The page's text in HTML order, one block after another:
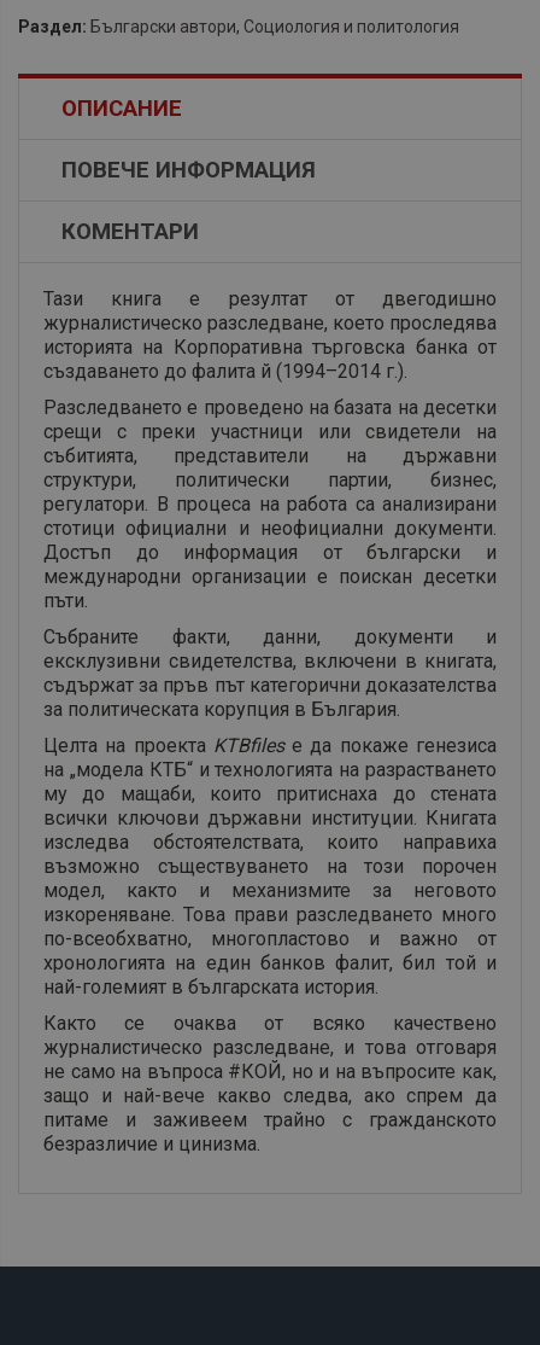
Раздел: Български автори, Социология и политология
ОПИСАНИЕ
ПОВЕЧЕ ИНФОРМАЦИЯ
КОМЕНТАРИ
Тази книга е резултат от двегодишно
журналистическо разследване, което проследява
историята на Корпоративна търговска банка от
създаването до фалита й (1994–2014 г.).
Разследването е проведено на базата на десетки
срещи с преки участници или свидетели на
събитията, представители на държавни
структури, политически партии, бизнес,
регулатори. В процеса на работа са анализирани
стотици официални и неофициални документи.
Достъп до информация от български и
международни организации е поискан десетки
пъти.
Събраните факти, данни, документи и
ексклузивни свидетелства, включени в книгата,
съдържат за пръв път категорични доказателства
за политическата корупция в България.
Целта на проекта KTBfilesе да покаже генезиса
на „модела КТБ“ и технологията на разрастването
му до мащаби, които притиснаха до стената
всички ключови държавни институции. Книгата
изследва обстоятелствата, които направиха
възможно съществуването на този порочен
модел, както и механизмите за неговото
изкореняване. Това прави разследването много
по-всеобхватно, многопластово и важно от
хронологията на един банков фалит, бил той и
най-големият в българската история.
Както се очаква от всяко качествено
журналистическо разследване, и това отговаря
не само на въпроса #КОЙ, но и на въпросите как,
защо и най-вече какво следва, ако спрем да
питаме и заживеем трайно с гражданското
безразличие и цинизма.